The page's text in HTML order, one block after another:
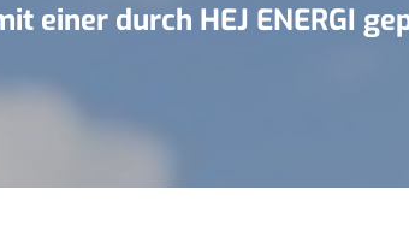
einer durch HEJ ENERGI